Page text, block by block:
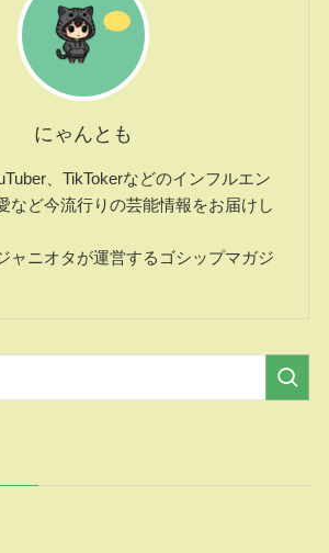
にゃんとも
、TikTokerなどのインフルエン
など今流行りの芸能情報をお届けし
ャニオタが運営するゴシップマガジ